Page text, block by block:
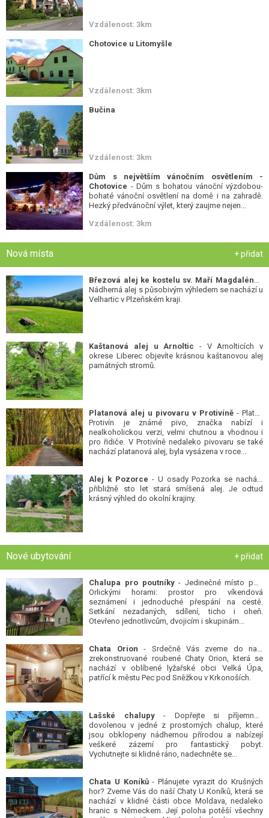
Vzdálenost: 3km
Chotovice u Litomyšle
Vzdálenost: 3km
Bučina
Vzdálenost: 3km
Dům s největším vánočním osvětlením -
Chotovice - Dům s bohatou vánoční výzdobou-
bohaté vánoční osvětlení na domě i na zahradě.
Hezký předvánoční výlet, který zaujme nejen...
Vzdálenost: 3km
Nová místa + přidat
Nádherná alej s působivým výhledem se nachází u
Velhartic v Plzeňském kraji.
Kaštanová alej u Arnoltic - V Arnolticích v
okrese Liberec objevíte krásnou kaštanovou alej
památných stromů.
Platanová alej u pivovaru v Protivíně - Platan
Protivín je známé pivo, značka nabízí i
nealkoholickou verzi, velmi chutnou a vhodnou i
pro řidiče. V Protivíně nedaleko pivovaru se také
nachází platanová alej, byla vysázena v roce...
Alej k Pozorce - U osady Pozorka se nachází
přibližně sto let stará smíšená alej. Je odtud
krásný výhled do okolní krajiny.
Nové ubytování + přidat
Chalupa pro poutníky- Jedinečné místo pod
Orlickými horami: prostor pro víkendová
seznámení i jednoduché přespání na cestě.
Setkání nezadaných, sdílení, ticho i oheň.
Otevřeno jednotlivcům, dvojicím i skupinám...
Chata Orion - Srdečně Vás zveme do naší
zrekonstruované roubené Chaty Orion, která se
nachází v oblíbené lyžařské obci Velká Úpa,
patřící k městu Pec pod Sněžkou v Krkonoších.
Lašské chalupy- Dopřejte si příjemnou
dovolenou v jedné z prostorných chalup, které
jsou obklopeny nádhernou přírodou a nabízejí
veškeré zázemí pro fantastický pobyt.
Vychutnejte si klidné ráno, nadechněte se...
Chata U Koníků- Plánujete vyrazit do Krušných
hor? Zveme Vás do naší Chaty U Koníků, která se
nachází v klidné části obce Moldava, nedaleko
hranic s Německem. Její poloha potěší všechny